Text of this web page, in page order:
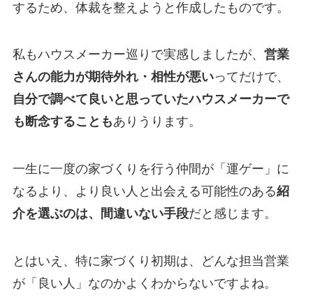
するため、体裁を整えようと作成したものです。
私もハウスメーカー巡りで実感しましたが、 営業
さんの能力が期待外れ・相性が悪いってだけで、
自分で調べて良いと思っていたハウスメーカーで
も断念することもありうります。
一生に一度の家づくりを行う仲間が「運ゲー」に
なるより、より良い人と出会える可能性のある紹
介を選ぶのは、間違いない手段だと感じます。
とはいえ、特に家づくり初期は、どんな担当営業
が「良い人」なのかよくわからないですよね。